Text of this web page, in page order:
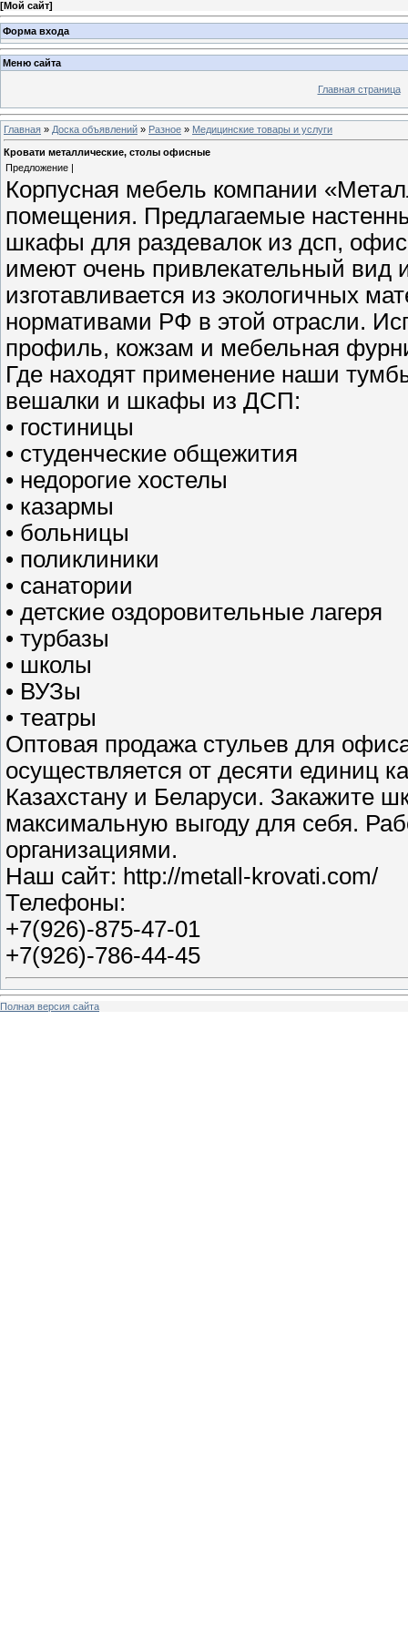
[Мой сайт]
Форма входа
Меню сайта
Главная страница
Главная » Доска объявлений » Разное » Медицинские товары и услуги
Кровати металлические, столы офисные
Предложение |
Корпусная мебель компании
помещения. Предлагаемые
шкафы для раздевалок из дсп,
имеют очень привлекательный вид
изготавливается из экологичных
нормативами РФ в этой отрасли.
профиль, кожзам и мебельная
Где находят применение наши
вешалки и шкафы из ДСП:
• гостиницы
• студенческие общежития
• недорогие хостелы
• казармы
• больницы
• поликлиники
• санатории
• детские оздоровительные лагеря
• турбазы
• школы
• ВУЗы
• театры
Оптовая продажа стульев для
осуществляется от десяти единиц
Казахстану и Беларуси. Закажите
максимальную выгоду для себя.
организациями.
Наш сайт: http://metall-krovati.com/
Телефоны:
+7(926)-875-47-01
+7(926)-786-44-45
Полная версия сайта